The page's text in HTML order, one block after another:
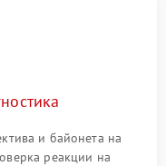
и байонета на
реакции на